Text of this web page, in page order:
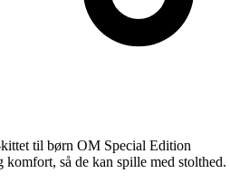
til børn OM Special Edition
så de kan spille med stolthed.